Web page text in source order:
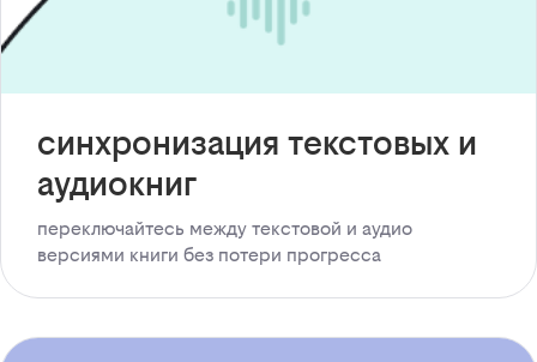
синхронизация текстовых и
аудиокниг
переключайтесь между текстовой и аудио
версиями книги без потери прогресса